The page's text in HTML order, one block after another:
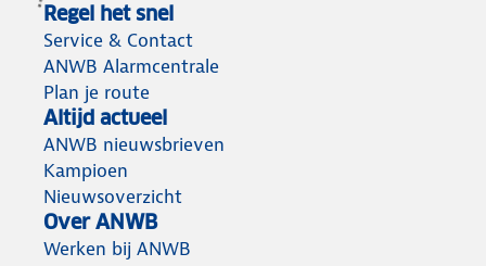
Regel het snel
Service & Contact
ANWB Alarmcentrale
Plan je route
Altijd actueel
ANWB nieuwsbrieven
Kampioen
Nieuwsoverzicht
Over ANWB
Werken bij ANWB